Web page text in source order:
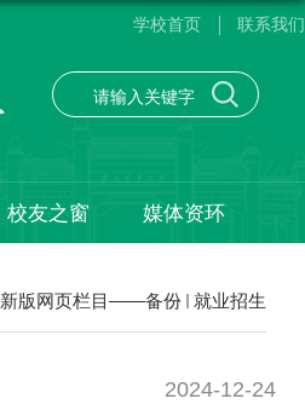
学校首页 联系我们
校友之窗 媒体资环
新版网页栏目——备份 就业招生
2024-12-24